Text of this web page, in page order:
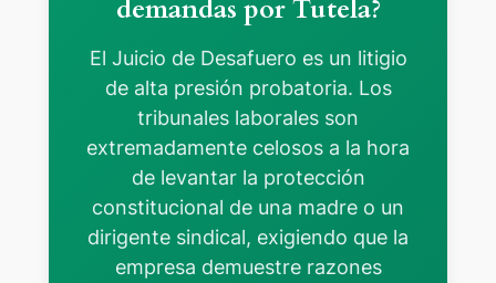
demandas por Tutela?
El Juicio de Desafuero es un litigio
de alta presión probatoria. Los
tribunales laborales son
extremadamente celosos a la hora
de levantar la protección
constitucional de una madre o un
dirigente sindical, exigiendo que la
empresa demuestre razones